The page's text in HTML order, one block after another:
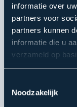
informatie over
partners voor
partners kunnen
informatie die u
verzameld op
Noodzakelijk
OPLOSSINGEN
Ontdek
voor de
Financieel
Helpt